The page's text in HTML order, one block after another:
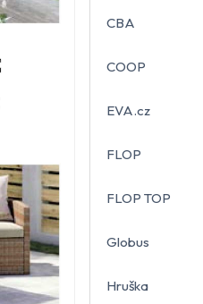
CBA
COOP
EVA.cz
FLOP
FLOP TOP
Globus
Hruška